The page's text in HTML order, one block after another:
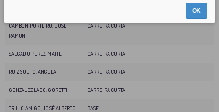
CAMBON PORTEIRO, JOSÉ
RAMÓN
CARREIRA CURTA
SALGADO PÉREZ, MAITE CARREIRA CURTA
RUIZ SOUTO, ÁNGELA CARREIRA CURTA
GONZALEZ LAGO, GORETTI CARREIRA CURTA
TRILLO AMIGO, JOSÉ ALBERTO BASE
OK